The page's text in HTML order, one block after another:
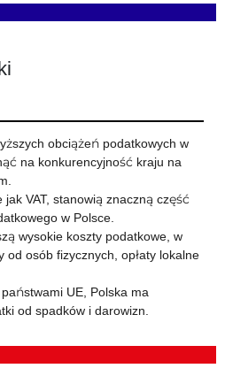
obciążeń podatkowych w
na konkurencyjność kraju na
VAT, stanowią znaczną część
w Polsce.
wysokie koszty podatkowe, w
od osób fizycznych, opłaty lokalne
UE, Polska ma
od spadków i darowizn.